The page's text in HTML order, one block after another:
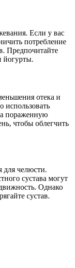
Если у вас
потребление
Предпочитайте
йогурты.
отека и
использовать
пораженную
чтобы облегчить
для челюсти.
сустава могут
Однако
сустав.